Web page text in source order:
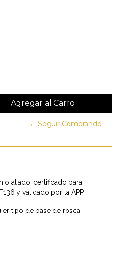
← Seguir Comprando
aliado, certificado para
y validado por la APP.
tipo de base de rosca